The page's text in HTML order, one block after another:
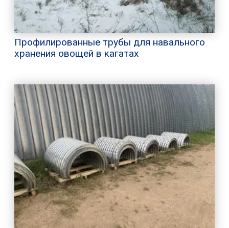
Профилированные трубы для навального
хранения овощей в кагатах